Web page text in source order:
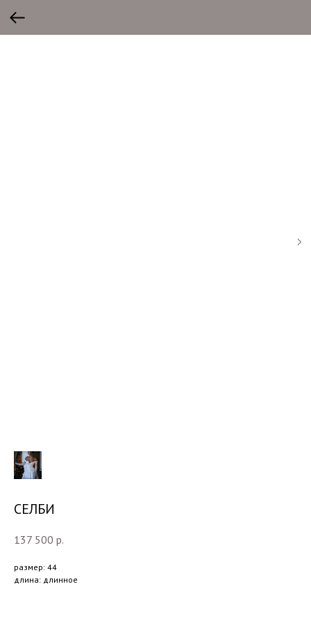
СЕЛБИ
137 500 р.
размер: 44
длина: длинное